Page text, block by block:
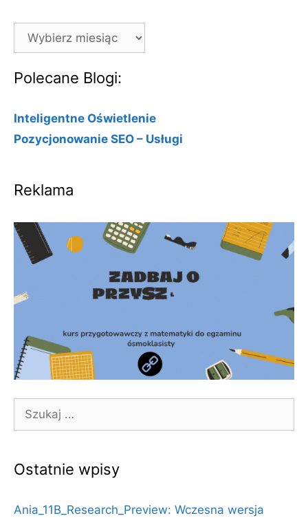
Archiwa
Polecane Blogi:
Inteligentne Oświetlenie
Pozycjonowanie SEO – Usługi
Reklama
Szukaj:
Ostatnie wpisy
Ania_11B_Research_Preview: Wczesna wersja